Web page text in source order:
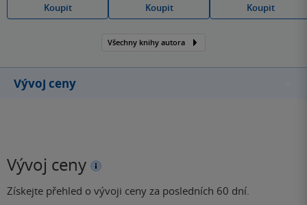
Koupit Koupit Koupit
Všechny knihy autora
Vývoj ceny
Vývoj ceny
Získejte přehled o vývoji ceny za posledních 60 dní.